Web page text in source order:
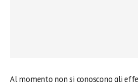
Al momento non si conoscono gli